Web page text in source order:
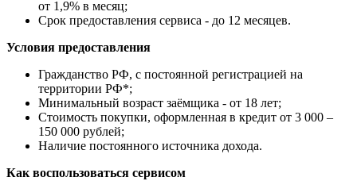
от 1,9% в месяц;
Срок предоставления сервиса - до 12 месяцев.
Условия предоставления
Гражданство РФ, с постоянной регистрацией на
территории РФ*;
Минимальный возраст заёмщика - от 18 лет;
Стоимость покупки, оформленная в кредит от 3 000 –
150 000 рублей;
Наличие постоянного источника дохода.
Как воспользоваться сервисом